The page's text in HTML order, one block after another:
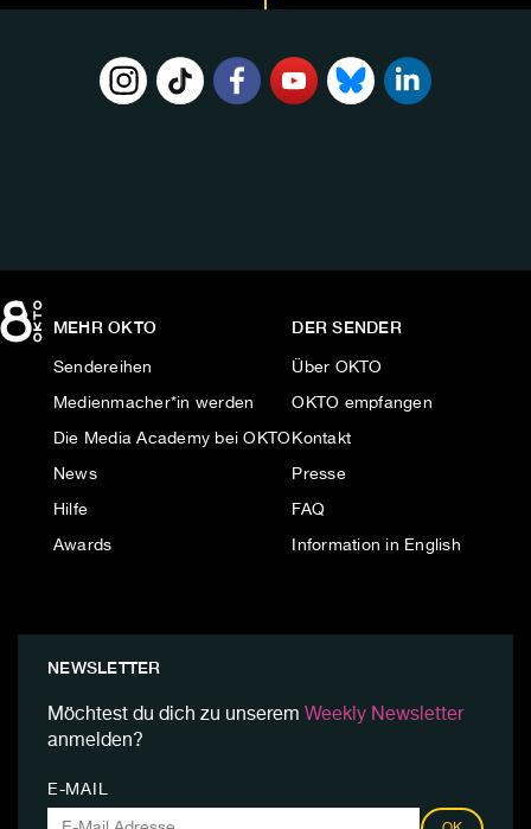
MEHR OKTO
Sendereihen
Medienmacher*in werden
Die Media Academy bei OKTO
News
Hilfe
Awards
DER SENDER
Über OKTO
OKTO empfangen
Kontakt
Presse
FAQ
Information in English
NEWSLETTER
Möchtest du dich zu unserem Weekly Newsletter
anmelden?
E-MAIL